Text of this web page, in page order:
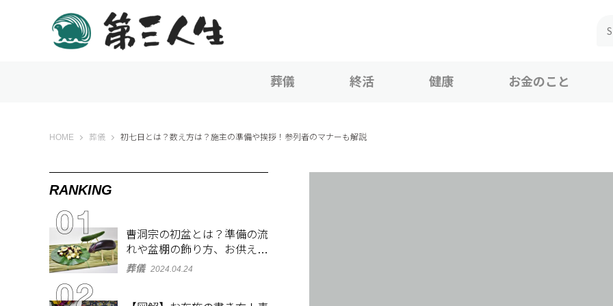
葬儀 終活 健康 お金のこと
HOME 第三人生 〜寄り道の歩き方〜
葬儀 初七日とは？数え方は？施主の準備や挨拶！参列者のマナーも解説
RANKING
曹洞宗の初盆とは？準備の流
れや盆棚の飾り方、お供え物
を解説
葬儀 2024.04.24